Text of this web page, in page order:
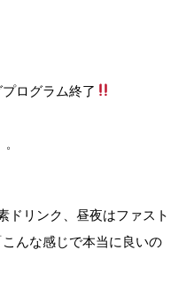
ログラム終了
ドリンク、昼夜はファスト
んな感じで本当に良いの